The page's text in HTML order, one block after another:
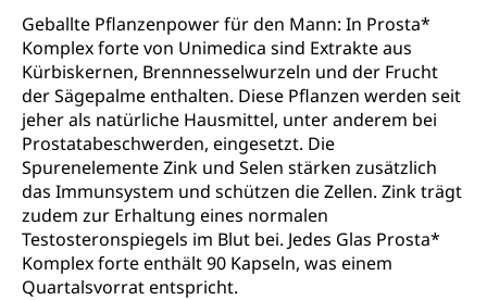
Geballte Pflanzenpower für den Mann: In Prosta*
Komplex forte von Unimedica sind Extrakte aus
Kürbiskernen, Brennnesselwurzeln und der Frucht
der Sägepalme enthalten. Diese Pflanzen werden seit
jeher als natürliche Hausmittel, unter anderem bei
Prostatabeschwerden, eingesetzt. Die
Spurenelemente Zink und Selen stärken zusätzlich
das Immunsystem und schützen die Zellen. Zink trägt
zudem zur Erhaltung eines normalen
Testosteronspiegels im Blut bei. Jedes Glas Prosta*
Komplex forte enthält 90 Kapseln, was einem
Quartalsvorrat entspricht.